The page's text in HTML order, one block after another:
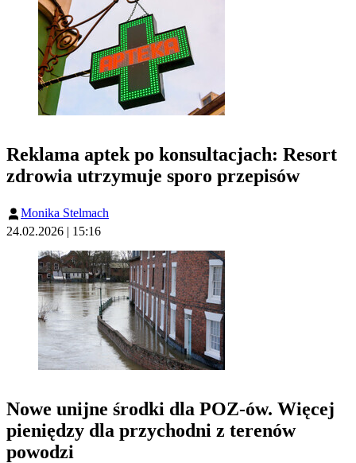
Reklama aptek po konsultacjach: Resort
zdrowia utrzymuje sporo przepisów
Monika Stelmach
24.02.2026 | 15:16
Nowe unijne środki dla POZ-ów. Więcej
pieniędzy dla przychodni z terenów
powodzi